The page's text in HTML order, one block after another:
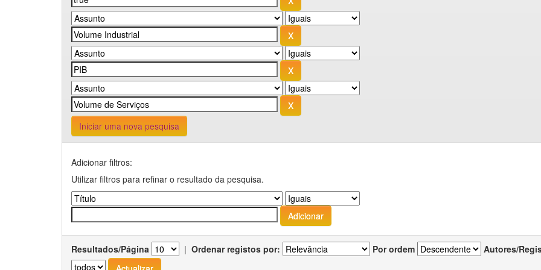
Iniciar uma nova pesquisa
Adicionar filtros:
Utilizar filtros para refinar o resultado da pesquisa.
Resultados/Página | Ordenar registos por: Por ordem Autores/